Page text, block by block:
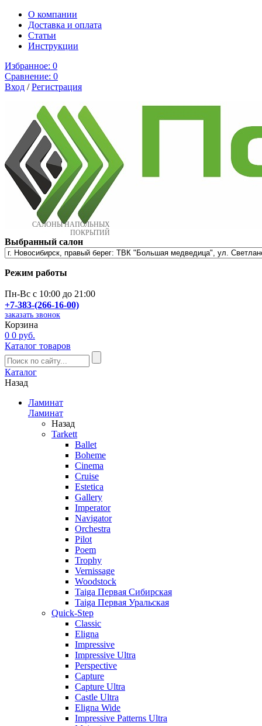
О компании
Доставка и оплата
Cтатьи
Инструкции
Избранное: 0
Сравнение: 0
Вход /Регистрация
САЛОНЫ НАПОЛЬНЫХ
ПОКРЫТИЙ
Выбранный салон
Режим работы
Пн-Вс с 10:00 до 21:00
+7-383-(266-16-00)
заказать звонок
Корзина
0 0 руб.
Каталог товаров
Каталог
Назад
Ламинат
Ламинат
Назад
Tarkett
Ballet
Boheme
Cinema
Cruise
Estetica
Gallery
Imperator
Navigator
Orchestra
Pilot
Poem
Trophy
Vernissage
Woodstock
Taiga Первая Сибирская
Taiga Первая Уральская
Quick-Step
Classic
Eligna
Impressive
Impressive Ultra
Perspective
Capture
Capture Ultra
Castle Ultra
Eligna Wide
Impressive Patterns Ultra